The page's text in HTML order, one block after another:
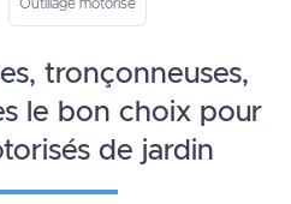
Outillage motorisé
le bon choix pour
de jardin